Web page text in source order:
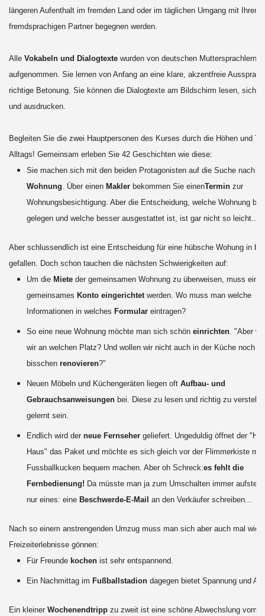
längeren Aufenthalt im fremden Land oder im täglichen Umgang mit Ihrem
fremdsprachigen Partner begegnen werden.
Alle Vokabeln und Dialogtextewurden von deutschen Muttersprachlern
aufgenommen. Sie lernen von Anfang an eine klare, akzentfreie
richtige Betonung. Sie können die Dialogtexte am Bildschirm lesen, sich
und ausdrucken.
Begleiten Sie die zwei Hauptpersonen des Kurses durch die Höhen und
Alltags! Gemeinsam erleben Sie 42 Geschichten wie diese:
Sie machen sich mit den beiden Protagonisten auf die Suche nach
Wohnung. Über einen Maklerbekommen Sie einenTerminzur
Wohnungsbesichtigung. Aber die Entscheidung, welche Wohnung
gelegen und welche besser ausgestattet ist, ist gar nicht so leicht...
Aber schlussendlich ist eine Entscheidung für eine hübsche Wohung in
gefallen. Doch schon tauchen die nächsten Schwierigkeiten auf:
Um die Mieteder gemeinsamen Wohnung zu überweisen, muss ein
gemeinsames Konto eingerichtetwerden. Wo muss man welche
Informationen in welches Formulareintragen?
So eine neue Wohnung möchte man sich schön einrichten. "Aber
wir an welchen Platz? Und wollen wir nicht auch in der Küche noch
bisschen renovieren?"
Neuen Möbeln und Küchengeräten liegen oft Aufbau- und
Gebrauchsanweisungenbei. Diese zu lesen und richtig zu
gelernt sein.
Endlich wird der neue Fernsehergeliefert. Ungeduldig öffnet der
Haus" das Paket und möchte es sich gleich vor der Flimmerkiste mit
Fussballkucken bequem machen. Aber oh Schreck:es fehlt die
Fernbedienung! Da müsste man ja zum Umschalten immer
nur eines: eine Beschwerde-E-Mail an den Verkäufer schreiben...
Nach so einem anstrengenden Umzug muss man sich aber auch mal
Freizeiterlebnisse gönnen:
Für Freunde kochenist sehr entspannend.
Ein Nachmittag im Fußballstadiondagegen bietet Spannung und
Ein kleiner Wochenendtrippzu zweit ist eine schöne Abwechslung vom